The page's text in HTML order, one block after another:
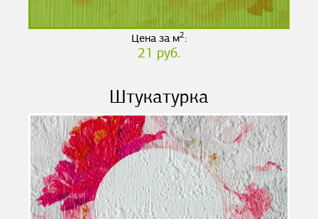
Цена за м2:
21 руб.
Штукатурка